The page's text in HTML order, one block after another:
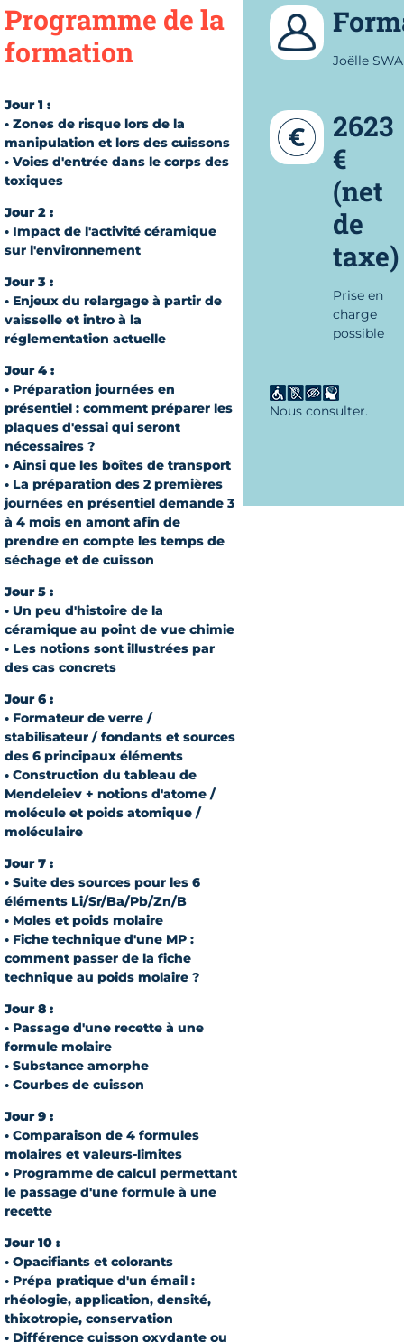
Programme de la
formation
Jour 1 :
• Zones de risque lors de la
manipulation et lors des cuissons
• Voies d'entrée dans le corps des
toxiques
Jour 2 :
• Impact de l'activité céramique
sur l'environnement
Jour 3 :
• Enjeux du relargage à partir de
vaisselle et intro à la
réglementation actuelle
Jour 4 :
• Préparation journées en
présentiel : comment préparer les
plaques d'essai qui seront
nécessaires ?
• Ainsi que les boîtes de transport
• La préparation des 2 premières
journées en présentiel demande 3
à 4 mois en amont afin de
prendre en compte les temps de
séchage et de cuisson
Jour 5 :
• Un peu d'histoire de la
céramique au point de vue chimie
• Les notions sont illustrées par
des cas concrets
Jour 6 :
• Formateur de verre /
stabilisateur / fondants et sources
des 6 principaux éléments
• Construction du tableau de
Mendeleiev + notions d'atome /
molécule et poids atomique /
moléculaire
Jour 7 :
• Suite des sources pour les 6
éléments Li/Sr/Ba/Pb/Zn/B
• Moles et poids molaire
• Fiche technique d'une MP :
comment passer de la fiche
technique au poids molaire ?
Jour 8 :
• Passage d'une recette à une
formule molaire
• Substance amorphe
• Courbes de cuisson
Jour 9 :
• Comparaison de 4 formules
molaires et valeurs-limites
• Programme de calcul permettant
le passage d'une formule à une
recette
Jour 10 :
• Opacifiants et colorants
• Prépa pratique d'un émail :
rhéologie, application, densité,
thixotropie, conservation
• Différence cuisson oxydante ou
Joëlle
2623
€
(net
de
taxe)
Prise en
charge
possible
Nous consulter.